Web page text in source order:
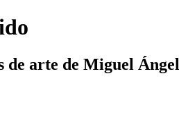
de arte de Miguel Ángel